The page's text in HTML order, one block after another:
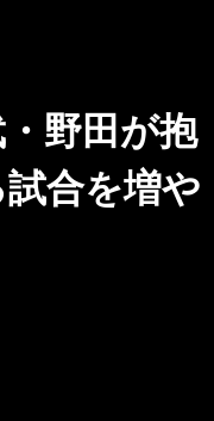
野田が抱
合を増や